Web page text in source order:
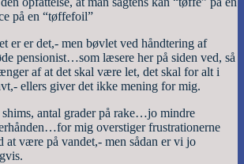
på en “tøffefoil”
er er det,- men bøvlet ved håndtering af
pensionist…som læsere her på siden ved, så
af at det skal være let, det skal for alt i
ellers giver det ikke mening for mig.
antal grader på rake…jo mindre
mig overstiger frustrationerne
at være på vandet,- men sådan er vi jo